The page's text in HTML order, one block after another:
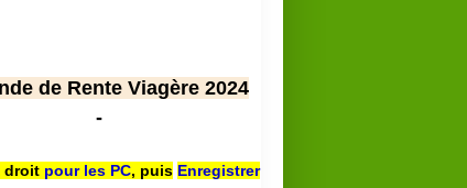
de Rente Viagère 2024
-
droit pour les PC, puis Enregistrer